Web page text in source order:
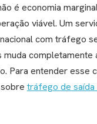
é economia
viável. Um
com tráfego
completamente
Para entender esse
tráfego de saída